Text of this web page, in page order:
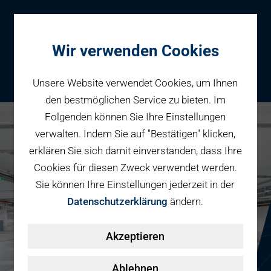
Parken
Reservieren
Fahrradparken
Geschäftspartner
Parkraumbewirtschaftung
Smart Mobility Hubs
Services
Karriere bei PBW
Wir verwenden Cookies
Unsere Website verwendet Cookies, um Ihnen
den bestmöglichen Service zu bieten. Im
Folgenden können Sie Ihre Einstellungen
verwalten. Indem Sie auf "Bestätigen" klicken,
erklären Sie sich damit einverstanden, dass Ihre
Cookies für diesen Zweck verwendet werden.
Sie können Ihre Einstellungen jederzeit in der
Datenschutzerklärung ändern.
Akzeptieren
Ablehnen